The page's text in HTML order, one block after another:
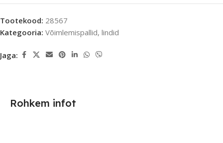
Tootekood: 28567
Kategooria: Võimlemispallid, lindid
Jaga:
Rohkem infot